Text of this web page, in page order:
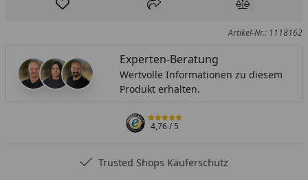
Produkt zur Wunschliste hinzufügen
Teilen Produkt
Artikel-Nr.: 1118162
Experten-Beratung
Wertvolle Informationen zu diesem
Produkt erhalten.
4,76/ 5
Trusted Shops Käuferschutz